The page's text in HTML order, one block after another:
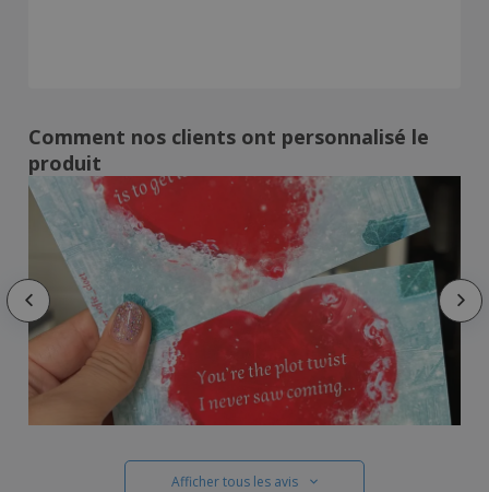
Comment nos clients ont personnalisé le
produit
Afficher tous les avis